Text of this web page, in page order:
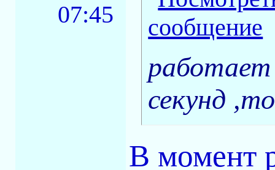
07:45
работает
секунд
В момент